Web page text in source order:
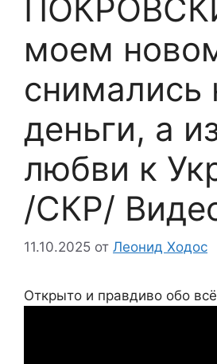
моем
снимались
деньги, а
любви к
/СКР/
11.10.2025 от Леонид Ходос
Открыто и правдиво обо